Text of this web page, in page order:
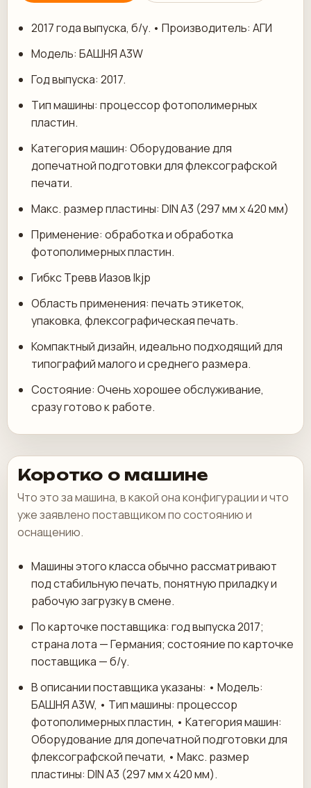
2017 года выпуска, б/у. • Производитель: АГИ
Модель: БАШНЯ A3W
Год выпуска: 2017.
Тип машины: процессор фотополимерных
пластин.
Категория машин: Оборудование для
допечатной подготовки для флексографской
печати.
Макс. размер пластины: DIN A3 (297 мм х 420 мм)
Применение: обработка и обработка
фотополимерных пластин.
Гибкс Тревв Иазов Ikjp
Область применения: печать этикеток,
упаковка, флексографическая печать.
Компактный дизайн, идеально подходящий для
типографий малого и среднего размера.
Состояние: Очень хорошее обслуживание,
сразу готово к работе.
Коротко о машине
Что это за машина, в какой она конфигурации и что
уже заявлено поставщиком по состоянию и
оснащению.
Машины этого класса обычно рассматривают
под стабильную печать, понятную приладку и
рабочую загрузку в смене.
По карточке поставщика: год выпуска 2017;
страна лота — Германия; состояние по карточке
поставщика — б/у.
В описании поставщика указаны: • Модель:
БАШНЯ A3W, • Тип машины: процессор
фотополимерных пластин, • Категория машин:
Оборудование для допечатной подготовки для
флексографской печати, • Макс. размер
пластины: DIN A3 (297 мм х 420 мм).